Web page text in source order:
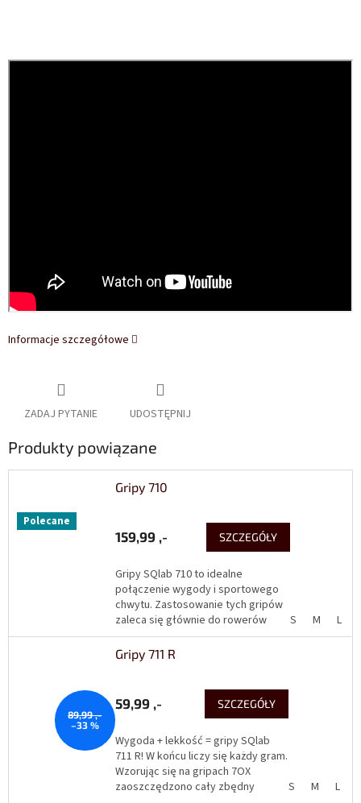
Informacje szczegółowe
ZADAJ PYTANIE UDOSTĘPNIJ
Produkty powiązane
Polecane
Gripy 710
159,99 ,- SZCZEGÓŁY
Gripy SQlab 710 to idealne
połączenie wygody i sportowego
chwytu. Zastosowanie tych gripów
zaleca się głównie do rowerów
górskich i sportowych rowerów
trekkingowych. Przynosząca...
S M L
89,99 ,-
–33 %
Gripy 711 R
59,99 ,- SZCZEGÓŁY
Wygoda + lekkość = gripy SQlab
711 R! W końcu liczy się każdy gram.
Wzorując się na gripach 7OX
zaoszczędzono cały zbędny
S M L